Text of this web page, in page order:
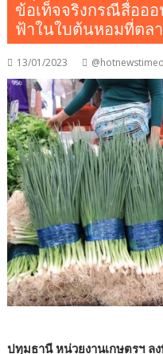
ข้อเท็จจริงกรณีสื่ออ
ฟ้าในใบต้นหอมที่ตล
13/01/2023
ปทุมธานี หน่วยงานเกษตรฯ ล